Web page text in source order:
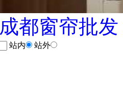
成都窗帘批发
站内 站外